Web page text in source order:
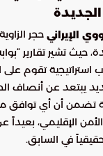
الجديدة
الإيراني حجر
حيث تشير تقارير
استراتيجية تقوم
يبتعد عن أنصاف
تضمن أن أي توافق
الإقليمي، بعيداً عن
في السابق.